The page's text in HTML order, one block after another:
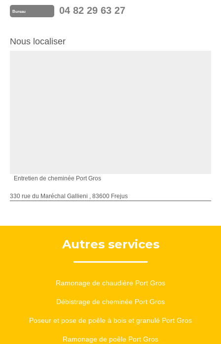
Bureau 04 82 29 63 27
Nous localiser
Entretien de cheminée Port Gros
330 rue du Maréchal Gallieni , 83600 Frejus
Autres services
Ramonage de chaudière Port Gros
Débistrage de cheminée Port Gros
Poseur et pose de poêle à bois et granulé Port Gros
Ramonage de poêle Port Gros